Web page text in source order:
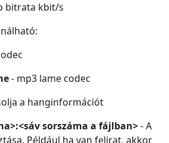
bitrata kbit/s
- mp3 lame codec
a hanginformációt
sorszáma a fájlban>- A
Például ha van felirat, akkor